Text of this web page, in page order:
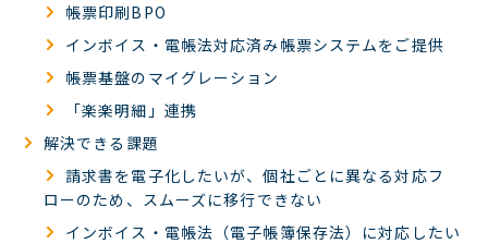
帳票印刷BPO
インボイス・電帳法対応済み帳票システムをご提供
帳票基盤のマイグレーション
「楽楽明細」連携
解決できる課題
請求書を電子化したいが、個社ごとに異なる対応フ
ローのため、スムーズに移行できない
インボイス・電帳法（電子帳簿保存法）に対応したい